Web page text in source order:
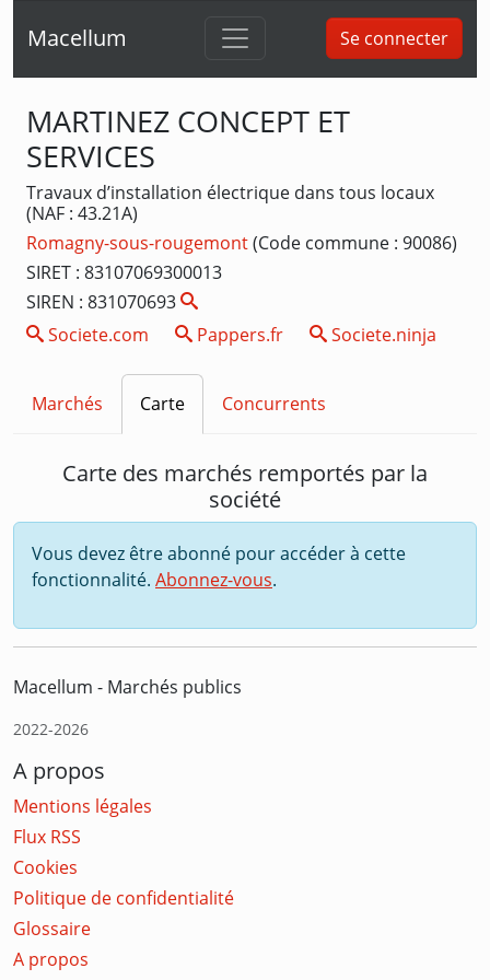
Macellum Se connecter
MARTINEZ CONCEPT ET
SERVICES
Travaux d’installation électrique dans tous locaux
(NAF : 43.21A)
Romagny-sous-rougemont(Code commune : 90086)
SIRET : 83107069300013
SIREN : 831070693
Societe.com
Pappers.fr Societe.ninja
Marchés Carte Concurrents
Carte des marchés remportés par la
société
Vous devez être abonné pour accéder à cette
fonctionnalité. Abonnez-vous.
Macellum - Marchés publics
2022-2026
A propos
Mentions légales
Flux RSS
Cookies
Politique de confidentialité
Glossaire
A propos